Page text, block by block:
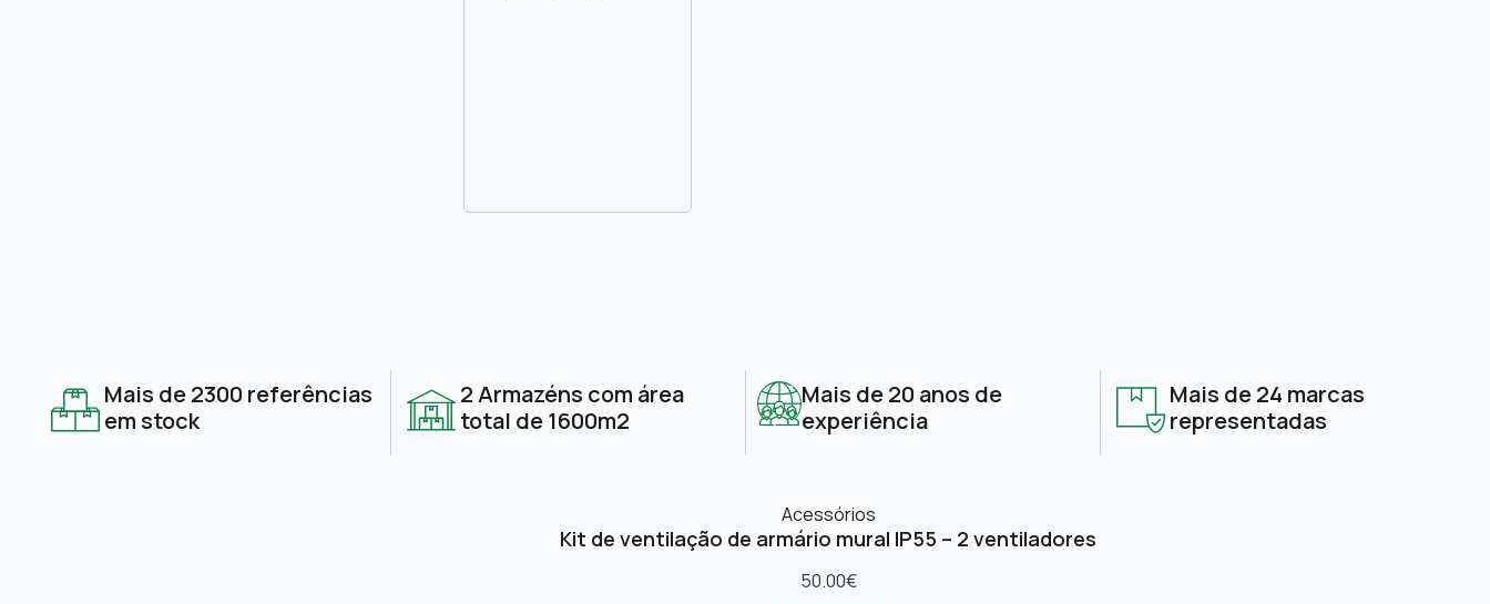
Mais de 2300 referências
em stock
2 Armazéns com área
total de 1600m2
Mais de 20 anos de
experiência
Mais de 24 marcas
representadas
Acessórios
Kit de ventilação de armário mural IP55 – 2 ventiladores
50.00€